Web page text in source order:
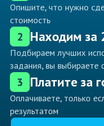
Опишите, что нужно
стоимость
2 Находим за
Подбираем лучших
задания, вы выбираете
3 Платите за
Оплачиваете, только
результатом